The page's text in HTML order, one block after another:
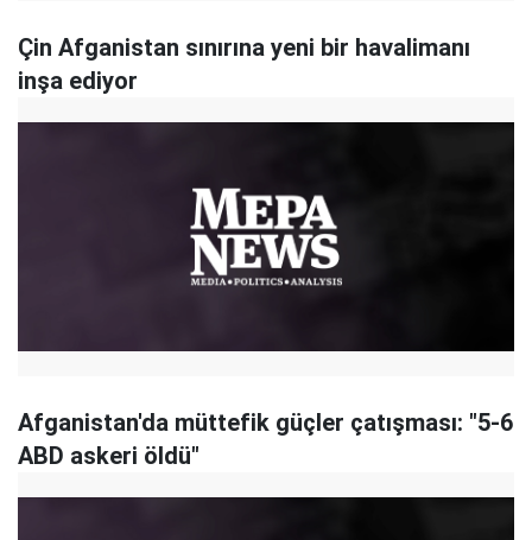
Çin Afganistan sınırına yeni bir havalimanı
inşa ediyor
Afganistan'da müttefik güçler çatışması: "5-6
ABD askeri öldü"